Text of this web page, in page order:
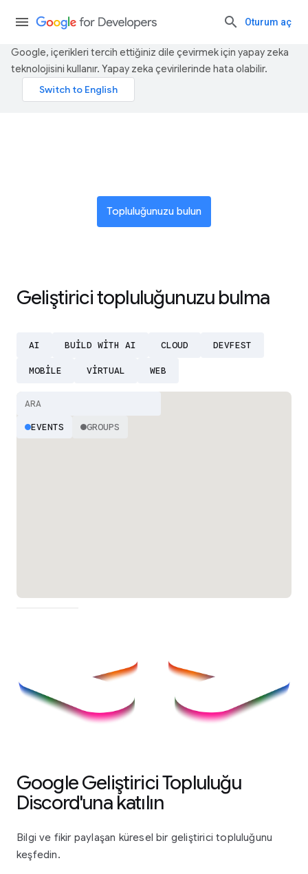
Oturum aç
Google, içerikleri tercih ettiğiniz dile çevirmek için yapay zeka
teknolojisini kullanır. Yapay zeka çevirilerinde hata olabilir.
Topluluğunuzu bulun
Geliştirici topluluğunuzu bulma
AI BUILD WITH AI CLOUD DEVFEST
MOBILE VIRTUAL WEB
EVENTS GROUPS
Google Geliştirici Topluluğu
Discord'una katılın
Bilgi ve fikir paylaşan küresel bir geliştirici topluluğunu
keşfedin.